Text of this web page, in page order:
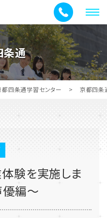
メ
ニ
ュ
ー
条通
都四条通学習センター > 京都四条
体験を実施しま
優編～